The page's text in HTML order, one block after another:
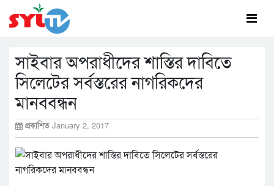
সাইবার অপরাধীদের শাস্তির দাবিতে
সিলেটের সর্বস্তরের নাগরিকদের
মানববন্ধন
প্রকাশিত January 2, 2017